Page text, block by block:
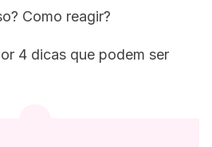
Como reagir?
4 dicas que podem ser